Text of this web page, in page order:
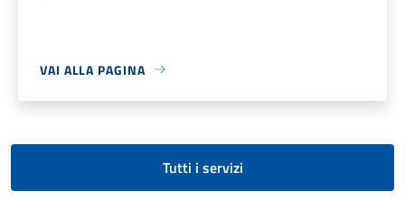
VAI ALLA PAGINA
Tutti i servizi